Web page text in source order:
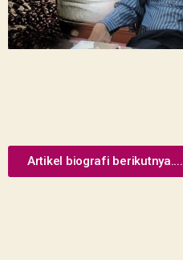
Artikel biografi berikutnya....